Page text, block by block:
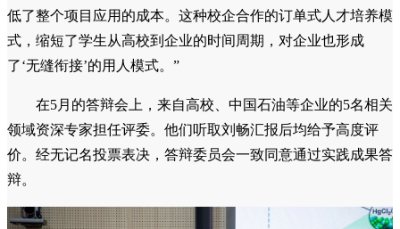
低了整个项目应用的成本。这种校企合作的订单式人才培养模
式，缩短了学生从高校到企业的时间周期，对企业也形成
了‘无缝衔接’的用人模式。”
在5月的答辩会上，来自高校、中国石油等企业的5名相关
领域资深专家担任评委。他们听取刘畅汇报后均给予高度评
价。经无记名投票表决，答辩委员会一致同意通过实践成果答
辩。